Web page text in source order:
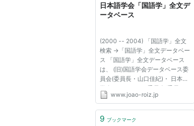
日本語学会「国語学」全文デ
ータベース
(2000 -- 2004) 「国語学」全文
検索 →「国語学」全文データベー
ス 「国語学」全文データベース
は、 (旧)国語学会データベース委
員会(委員長・山口佳紀)・ 日本語
学会データベース委員会(委員
長・前田富祺)が、科学研究費な
す。 日本語学会データベース委
www.joao-roiz.jp
9 ブックマーク